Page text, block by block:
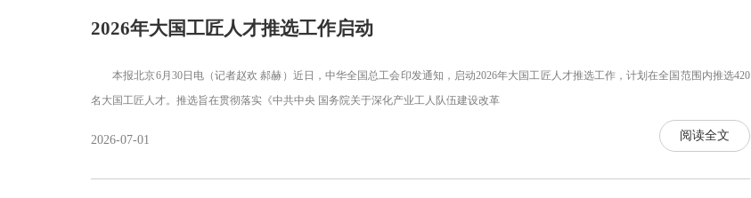
2026年大国工匠人才推选工作启动
本报北京6月30日电（记者赵欢 郝赫）近日，中华全国总工会印发通知，启动2026年大国工匠人才推选工作，计划在全国范围内推选420
名大国工匠人才。推选旨在贯彻落实《中共中央 国务院关于深化产业工人队伍建设改革
2026-07-01 阅读全文